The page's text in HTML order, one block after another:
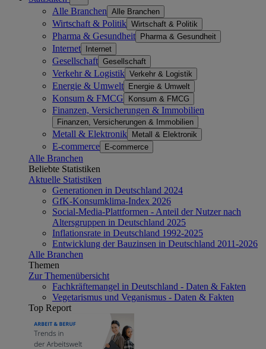
Alle Branchen Alle Branchen
Wirtschaft & Politik Wirtschaft & Politik
Pharma & Gesundheit Pharma & Gesundheit
Internet Internet
Gesellschaft Gesellschaft
Verkehr & Logistik Verkehr & Logistik
Energie & Umwelt Energie & Umwelt
Konsum & FMCG Konsum & FMCG
Finanzen, Versicherungen & Immobilien
Finanzen, Versicherungen & Immobilien
Metall & Elektronik Metall & Elektronik
E-commerce E-commerce
Alle Branchen
Beliebte Statistiken
Aktuelle Statistiken
Generationen in Deutschland 2024
GfK-Konsumklima-Index 2026
Social-Media-Plattformen - Anteil der Nutzer nach
Altersgruppen in Deutschland 2025
Inflationsrate in Deutschland 1992-2025
Entwicklung der Bauzinsen in Deutschland 2011-2026
Alle Branchen
Themen
Zur Themenübersicht
Fachkräftemangel in Deutschland - Daten & Fakten
Vegetarismus und Veganismus - Daten & Fakten
Top Report